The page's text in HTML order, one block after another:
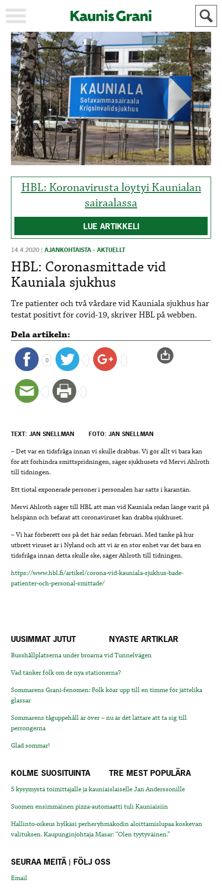
KAUPUNKI
STADEN
AJANKOHTAISTA
AKTUELLT
URHEILU
IDROTT
KULTTUURI
KULTUR
HISTORIA
HISTORIA
YLEINEN
ALLMÄN
MAINOSTAJILLE
FÖR
ANNONSÖRER
HBL: Koronavirusta löytyi Kaunialan
sairaalassa
LUE ARTIKKELI
14.4.2020 |AJANKOHTAISTA - AKTUELLT
HBL: Coronasmittade vid
Kauniala sjukhus
Tre patienter och två vårdare vid Kauniala sjukhus har
testat positivt för covid-19, skriver HBL på webben.
Dela artikeln:
0
TEXT: JAN SNELLMAN FOTO: JAN SNELLMAN
– Det var en tidsfråga innan vi skulle drabbas. Vi gör allt vi bara kan
för att förhindra smittspridningen, säger sjukhusets vd Mervi Ahlroth
till tidningen.
Ett tiotal exponerade personer i personalen har satts i karantän.
Mervi Ahlroth säger till HBL att man vid Kauniala redan länge varit på
helspänn och befarat att coronaviruset kan drabba sjukhuset.
– Vi har förberett oss på det här sedan februari. Med tanke på hur
utbrett viruset är i Nyland och att vi är en stor enhet var det bara en
tidsfråga innan detta skulle ske, säger Ahlroth till tidningen.
https://www.hbl.fi/artikel/corona-vid-kauniala-sjukhus-bade-
patienter-och-personal-smittade/
UUSIMMAT JUTUT NYASTE ARTIKLAR
Busshållplatserna under broarna vid Tunnelvägen
Vad tänker folk om de nya stationerna?
Sommarens Grani-fenomen: Folk köar upp till en timme för jättelika
glassar
Sommarens tåguppehåll är över – nu är det lättare att ta sig till
perrongerna
Glad sommar!
KOLME SUOSITUINTA TRE MEST POPULÄRA
5 kysymystä toimittajalle ja kauniaislaiselle Jan Anderssonille
Suomen ensimmäinen pizza-automaatti tuli Kauniaisiin
Hallinto-oikeus hylkäsi perheryhmäkodin aloittamislupaa koskevan
valituksen. Kaupunginjohtaja Masar: “Olen tyytyväinen.”
SEURAA MEITÄ | FÖLJ OSS
Email